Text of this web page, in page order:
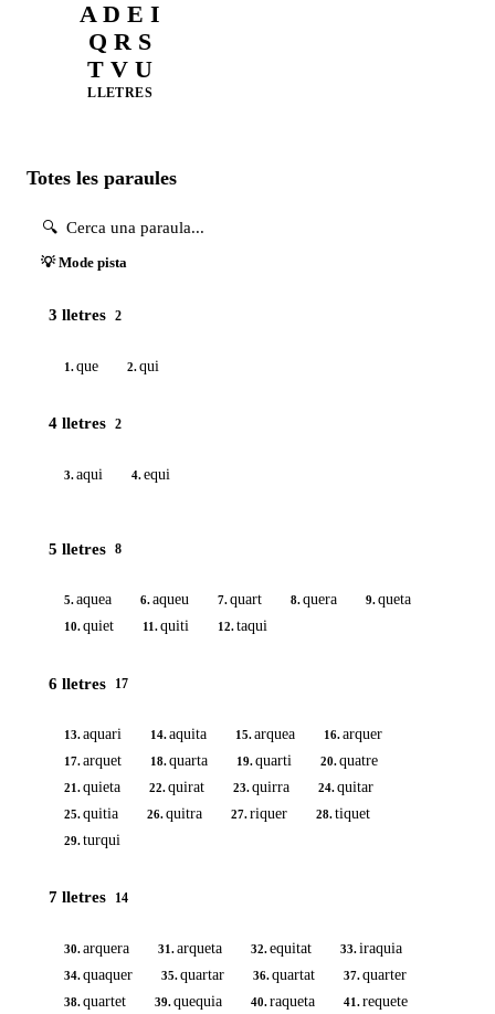
A D E I
Q R S
T V U
LLETRES
Totes les paraules
💡 Mode pista
3 lletres 2
1.que 2.qui
4 lletres 2
3.aqui 4.equi
5 lletres 8
5.aquea 6.aqueu 7.quart 8.quera 9.queta
10.quiet 11.quiti 12.taqui
6 lletres 17
13.aquari 14.aquita 15.arquea 16.arquer
17.arquet 18.quarta 19.quarti 20.quatre
21.quieta 22.quirat 23.quirra 24.quitar
25.quitia 26.quitra 27.riquer 28.tiquet
29.turqui
7 lletres 14
30.arquera 31.arqueta 32.equitat 33.iraquia
34.quaquer 35.quartar 36.quartat 37.quarter
38.quartet 39.quequia 40.raqueta 41.requete